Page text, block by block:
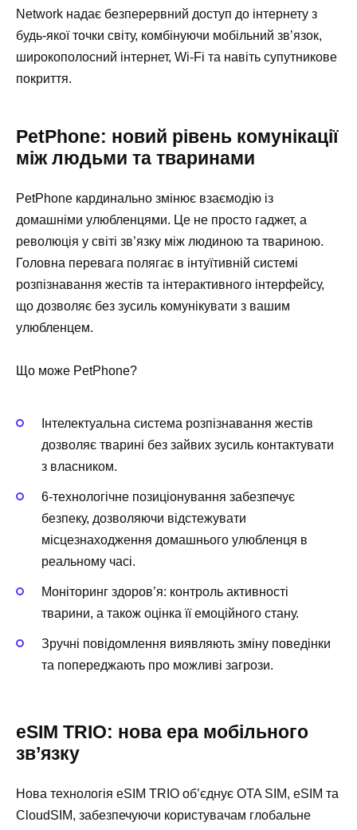
Network надає безперервний доступ до інтернету з
будь-якої точки світу, комбінуючи мобільний зв’язок,
широкополосний інтернет, Wi-Fi та навіть супутникове
покриття.
PetPhone: новий рівень комунікації
між людьми та тваринами
PetPhone кардинально змінює взаємодію із
домашніми улюбленцями. Це не просто гаджет, а
революція у світі зв’язку між людиною та твариною.
Головна перевага полягає в інтуїтивній системі
розпізнавання жестів та інтерактивного інтерфейсу,
що дозволяє без зусиль комунікувати з вашим
улюбленцем.
Що може PetPhone?
Інтелектуальна система розпізнавання жестів
дозволяє тварині без зайвих зусиль контактувати
з власником.
6-технологічне позиціонування забезпечує
безпеку, дозволяючи відстежувати
місцезнаходження домашнього улюбленця в
реальному часі.
Моніторинг здоров’я: контроль активності
тварини, а також оцінка її емоційного стану.
Зручні повідомлення виявляють зміну поведінки
та попереджають про можливі загрози.
eSIM TRIO: нова ера мобільного
зв’язку
Нова технологія eSIM TRIO об’єднує OTA SIM, eSIM та
CloudSIM, забезпечуючи користувачам глобальне